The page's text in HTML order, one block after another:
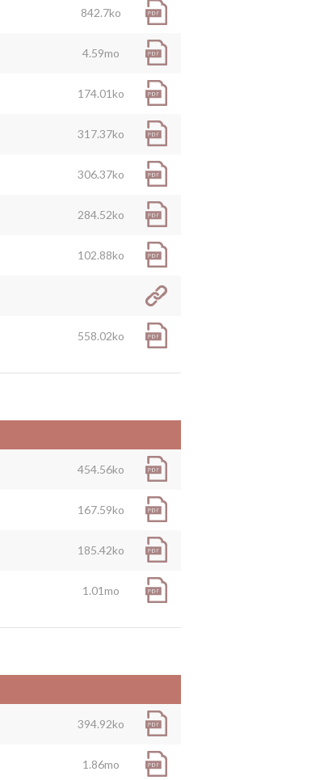
842.7ko
4.59mo
174.01ko
317.37ko
306.37ko
284.52ko
102.88ko
558.02ko
454.56ko
167.59ko
185.42ko
1.01mo
394.92ko
1.86mo